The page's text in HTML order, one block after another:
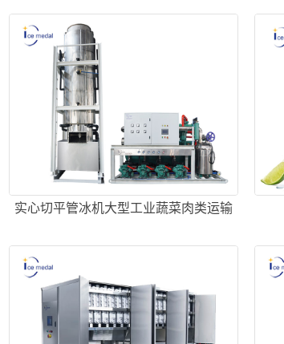
实心切平管冰机大型工业蔬菜肉类运输